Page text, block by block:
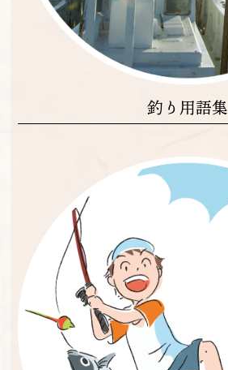
釣り用語集